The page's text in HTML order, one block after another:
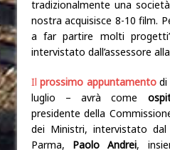
tradizionalmente una
nostra acquisisce 8-10 film.
a far partire molti
intervistato dall’assessore
Ilprossimo appuntamento di
luglio –
avrà come
presidente della
dei Ministri, intervistato dal
Parma, Paolo Andrei,